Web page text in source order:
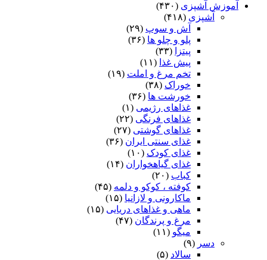
آموزش آشپزی (۴۳۰)
آشپزی (۴۱۸)
آش و سوپ (۲۹)
پلو و چلو ها (۳۶)
پیتزا
(۳۳)
پیش غذا (۱۱)
تخم مرغ و املت (۱۹)
خوراک (۳۸)
خورشت ها (۳۶)
غذاهای رژیمی (۱)
غذاهای فرنگی (۲۲)
غذاهای گوشتی (۲۷)
غذای سنتی ایران (۳۶)
غذای کودک (۱۰)
غذای گیاهخواران (۱۴)
کباب (۲۰)
کوفته ، کوکو و دلمه (۴۵)
ماکارونی و لازانیا (۱۵)
ماهی و غذاهای دریایی (۱۵)
مرغ و پرندگان (۴۷)
میگو (۱۱)
دسر (۹)
سالاد (۵)